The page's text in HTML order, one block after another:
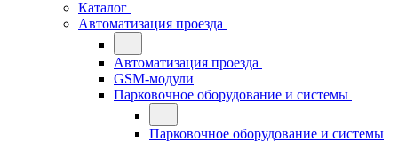
Каталог
Автоматизация проезда
Автоматизация проезда
GSM-модули
Парковочное оборудование и системы
Парковочное оборудование и системы